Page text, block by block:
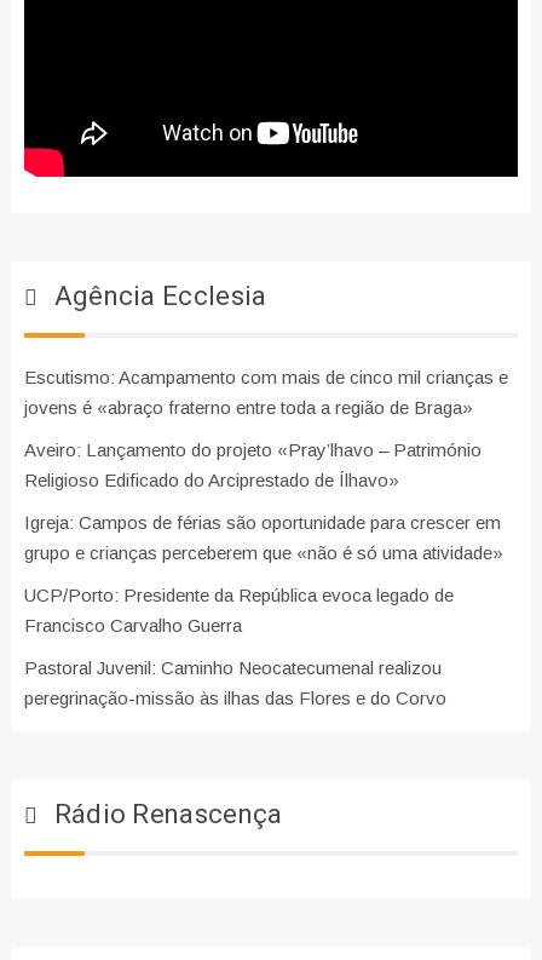
Agência Ecclesia
Escutismo: Acampamento com mais de cinco mil crianças e
jovens é «abraço fraterno entre toda a região de Braga»
Aveiro: Lançamento do projeto «Pray’lhavo – Património
Religioso Edificado do Arciprestado de Ílhavo»
Igreja: Campos de férias são oportunidade para crescer em
grupo e crianças perceberem que «não é só uma atividade»
UCP/Porto: Presidente da República evoca legado de
Francisco Carvalho Guerra
Pastoral Juvenil: Caminho Neocatecumenal realizou
peregrinação-missão às ilhas das Flores e do Corvo
Rádio Renascença